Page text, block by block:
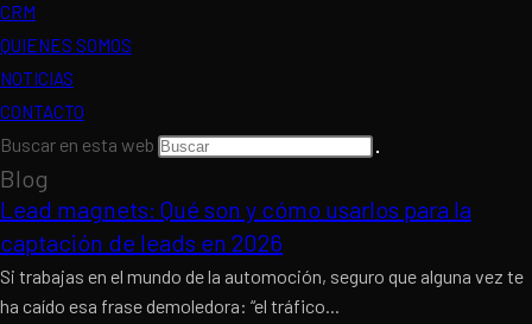
CRM
QUIENES SOMOS
NOTICIAS
CONTACTO
Buscar en esta web
Blog
Lead magnets: Qué son y cómo usarlos para la
captación de leads en 2026
Si trabajas en el mundo de la automoción, seguro que alguna vez te
ha caído esa frase demoledora: “el tráfico...